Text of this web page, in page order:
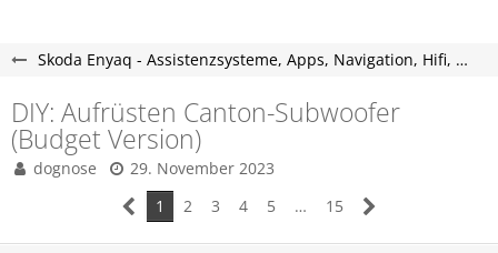
Skoda Enyaq - Assistenzsysteme, Apps, Navigation, Hifi, Telefon, Multimedia.
DIY: Aufrüsten Canton-Subwoofer
(Budget Version)
dognose
29. November 2023
1
2 3 4 5 … 15